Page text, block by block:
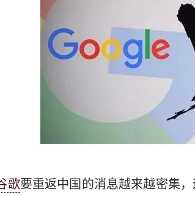
歌要重返中国的消息越来越密集，